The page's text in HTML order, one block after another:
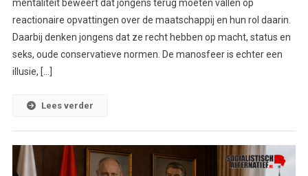
mentaliteit beweert dat jongens terug moeten vallen op
reactionaire opvattingen over de maatschappij en hun rol daarin.
Daarbij denken jongens dat ze recht hebben op macht, status en
seks, oude conservatieve normen. De manosfeer is echter een
illusie, […]
Lees verder